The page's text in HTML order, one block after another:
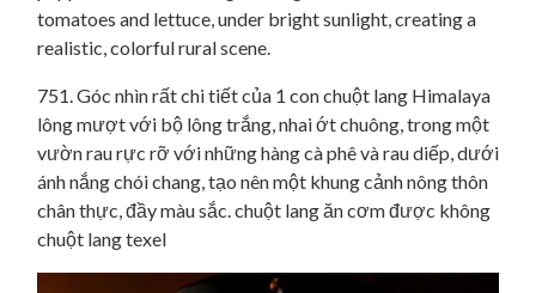
751. Góc nhìn rất chi tiết của 1 con chuột lang Himalaya
lông mượt với bộ lông trắng, nhai ớt chuông, trong một
vườn rau rực rỡ với những hàng cà phê và rau diếp, dưới
ánh nắng chói chang, tạo nên một khung cảnh nông thôn
chân thực, đầy màu sắc. chuột lang ăn cơm được không
chuột lang texel